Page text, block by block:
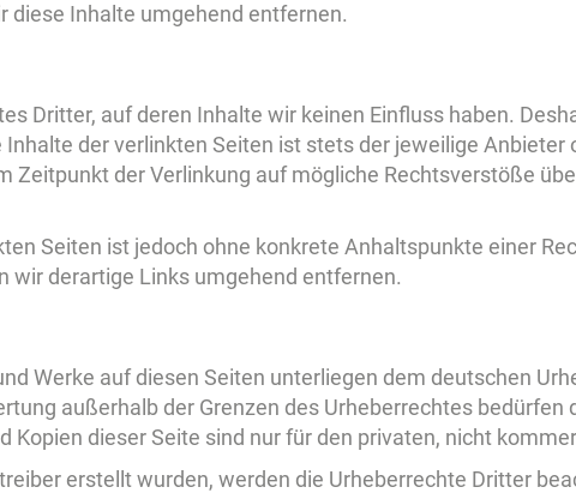
diese Inhalte umgehend entfernen.
Dritter, auf deren Inhalte wir keinen Einfluss haben.
der verlinkten Seiten ist stets der jeweilige Anbieter
Zeitpunkt der Verlinkung auf mögliche Rechtsverstöße
Seiten ist jedoch ohne konkrete Anhaltspunkte einer
wir derartige Links umgehend entfernen.
Werke auf diesen Seiten unterliegen dem deutschen
außerhalb der Grenzen des Urheberrechtes
Kopien dieser Seite sind nur für den privaten, nicht
erstellt wurden, werden die Urheberrechte Dritter